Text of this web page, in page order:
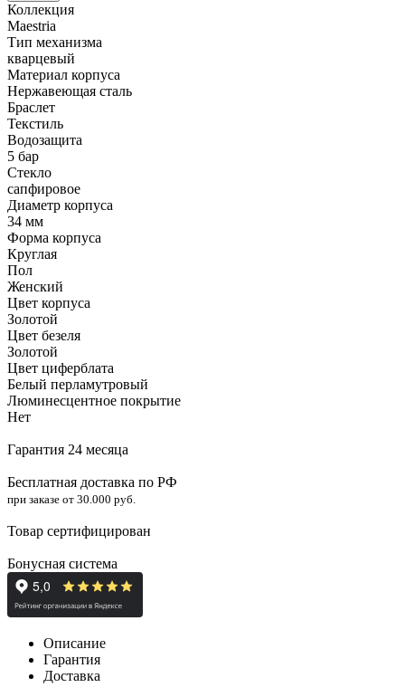
Коллекция
Maestria
Тип механизма
кварцевый
Материал корпуса
Нержавеющая сталь
Браслет
Текстиль
Водозащита
5 бар
Стекло
сапфировое
Диаметр корпуса
34 мм
Форма корпуса
Круглая
Пол
Женский
Цвет корпуса
Золотой
Цвет безеля
Золотой
Цвет циферблата
Белый перламутровый
Люминесцентное покрытие
Нет
Гарантия 24 месяца
Бесплатная доставка по РФ
при заказе от 30.000 руб.
Товар сертифицирован
Бонусная система
Описание
Гарантия
Доставка